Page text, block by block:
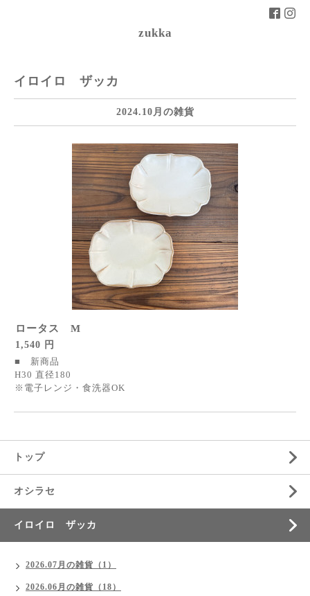
zukka
イロイロ ザッカ
2024.10月の雑貨
ロータス M
1,540 円
■ 新商品
H30 直径180
※電子レンジ・食洗器OK
トップ
オシラセ
イロイロ ザッカ
2026.07月の雑貨（1）
2026.06月の雑貨（18）